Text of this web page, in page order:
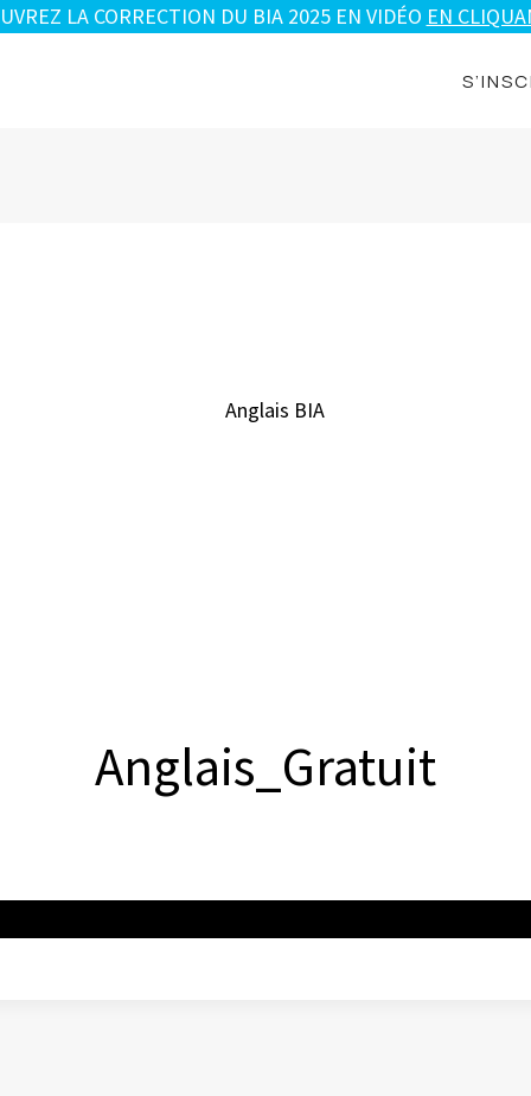
LA CORRECTION DU BIA 2025 EN VIDÉO EN
Anglais_Gratuit